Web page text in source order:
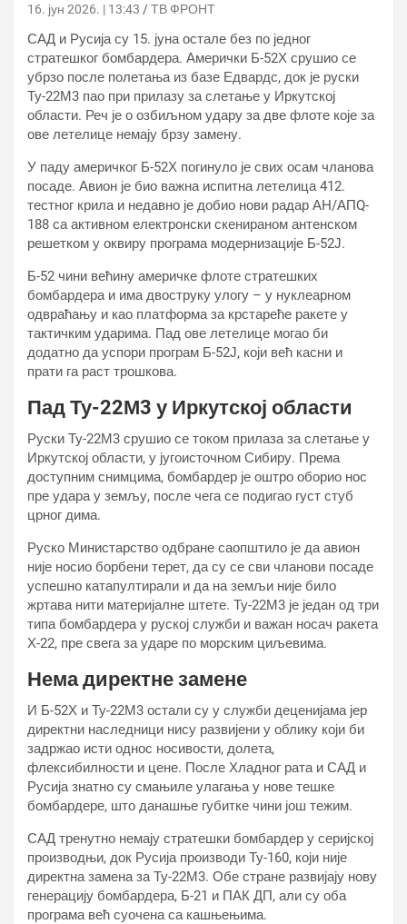
16. јун 2026. | 13:43 ТВ ФРОНТ
САД и Русија су 15. јуна остале без по једног
стратешког бомбардера. Амерички Б-52Х срушио се
убрзо после полетања из базе Едвардс, док је руски
Ту-22М3 пао при прилазу за слетање у Иркутској
области. Реч је о озбиљном удару за две флоте које за
ове летелице немају брзу замену.
У паду америчког Б-52Х погинуло је свих осам чланова
посаде. Авион је био важна испитна летелица 412.
тестног крила и недавно је добио нови радар АН/АПQ-
188 са активном електронски скенираном антенском
решетком у оквиру програма модернизације Б-52Ј.
Б-52 чини већину америчке флоте стратешких
бомбардера и има двоструку улогу – у нуклеарном
одвраћању и као платформа за крстареће ракете у
тактичким ударима. Пад ове летелице могао би
додатно да успори програм Б-52Ј, који већ касни и
прати га раст трошкова.
Пад Ту-22М3 у Иркутској области
Руски Ту-22М3 срушио се током прилаза за слетање у
Иркутској области, у југоисточном Сибиру. Према
доступним снимцима, бомбардер је оштро оборио нос
пре удара у земљу, после чега се подигао густ стуб
црног дима.
Руско Министарство одбране саопштило је да авион
није носио борбени терет, да су се сви чланови посаде
успешно катапултирали и да на земљи није било
жртава нити материјалне штете. Ту-22М3 је један од три
типа бомбардера у руској служби и важан носач ракета
Х-22, пре свега за ударе по морским циљевима.
Нема директне замене
И Б-52Х и Ту-22М3 остали су у служби деценијама јер
директни наследници нису развијени у облику који би
задржао исти однос носивости, долета,
флексибилности и цене. После Хладног рата и САД и
Русија знатно су смањиле улагања у нове тешке
бомбардере, што данашње губитке чини још тежим.
САД тренутно немају стратешки бомбардер у серијској
производњи, док Русија производи Ту-160, који није
директна замена за Ту-22М3. Обе стране развијају нову
генерацију бомбардера, Б-21 и ПАК ДП, али су оба
програма већ суочена са кашњењима.